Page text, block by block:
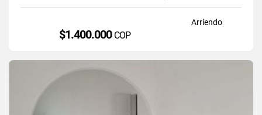
Arriendo
$1.400.000 COP